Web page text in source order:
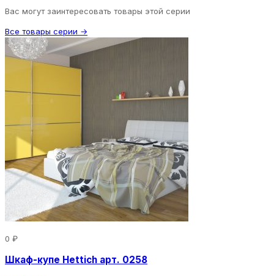
Вас могут заинтересовать товары этой серии
Все товары серии →
0 ₽
Шкаф-купе Hettich арт. 0258